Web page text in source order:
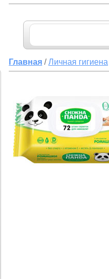
Главная /Личная гигиена